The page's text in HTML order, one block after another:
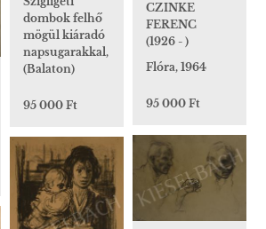
CZINKE
FERENC
(1926 - )
Flóra, 1964
95 000 Ft
dombok felhő
mögül kiáradó
napsugarakkal,
(Balaton)
95 000 Ft